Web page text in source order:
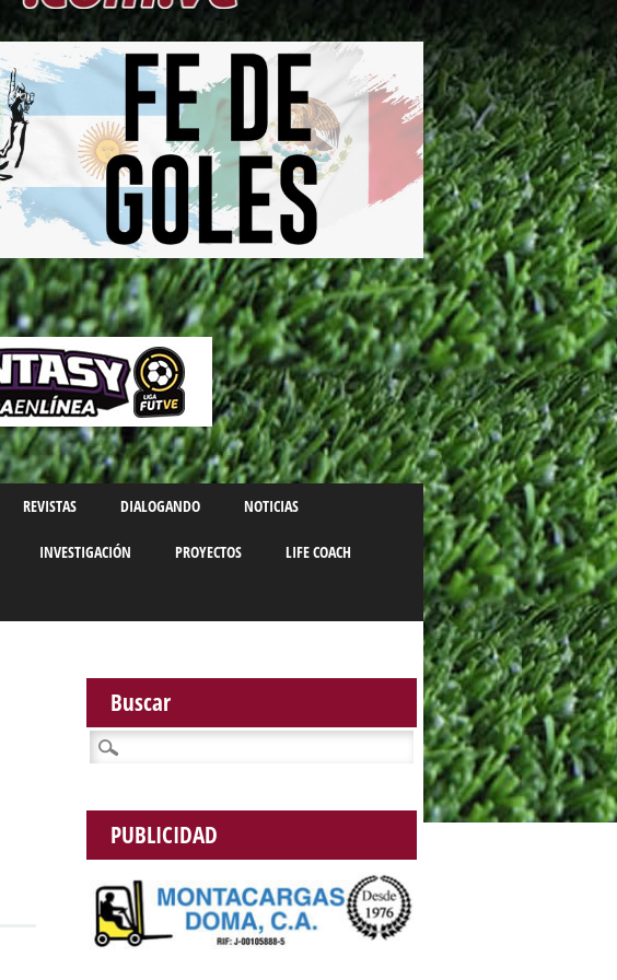
REVISTAS DIALOGANDO NOTICIAS
INVESTIGACIÓN PROYECTOS LIFE COACH
Buscar
Buscar:
PUBLICIDAD